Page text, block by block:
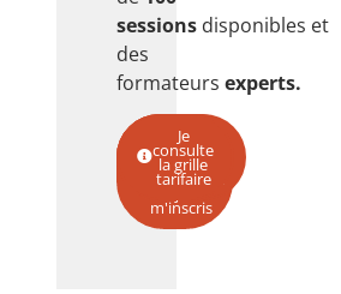
sessions disponibles et
des
formateursexperts.
Je
découvre
le
catalogue
Je
choisis
une
date et
m'inscris
Je
contacte
le service
formation
Je
consulte
la grille
tarifaire